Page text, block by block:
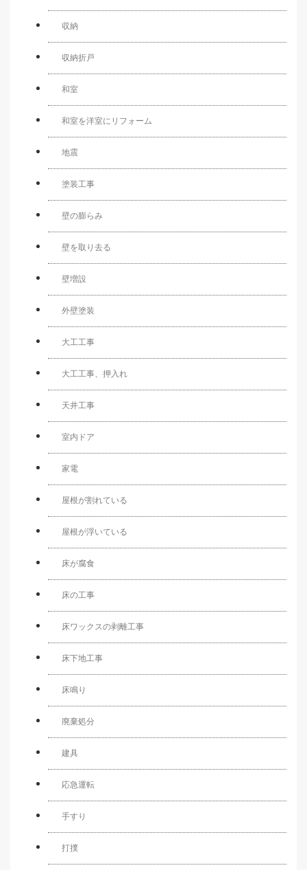
収納
収納折戸
和室
和室を洋室にリフォーム
地震
塗装工事
壁の膨らみ
壁を取り去る
壁増設
外壁塗装
大工工事
大工工事、押入れ
天井工事
室内ドア
家電
屋根が割れている
屋根が浮いている
床が腐食
床の工事
床ワックスの剥離工事
床下地工事
床鳴り
廃棄処分
建具
応急運転
手すり
打撲